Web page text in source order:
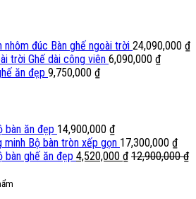
Bàn ghế ngoài trời 24,090,000 ₫
Ghế dài công viên 6,090,000 ₫
ăn đẹp 9,750,000 ₫
bàn ăn đẹp 14,900,000 ₫
Bộ bàn tròn xếp gọn 17,300,000 ₫
bàn ghế ăn đẹp 4,520,000 ₫ 12,900,000₫